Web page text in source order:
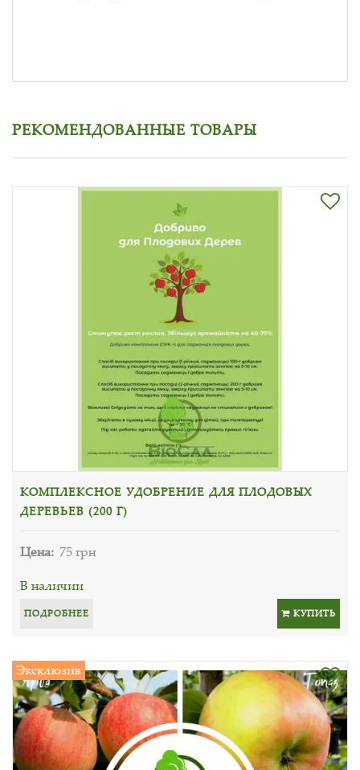
РЕКОМЕНДОВАННЫЕ ТОВАРЫ
КОМПЛЕКСНОЕ УДОБРЕНИЕ ДЛЯ ПЛОДОВЫХ
ДЕРЕВЬЕВ (200 Г)
Цена: 75 грн
В наличии
ПОДРОБНЕЕ КУПИТЬ
Эксклюзив